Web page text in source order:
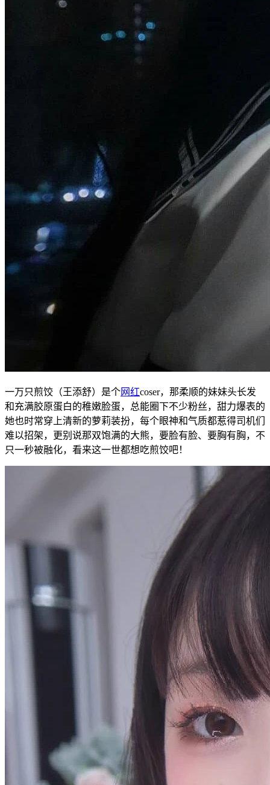
一万只煎饺（王添舒）是个网红coser，那柔顺的妹妹头长发
和充满胶原蛋白的稚嫩脸蛋，总能圈下不少粉丝，甜力爆表的
她也时常穿上清新的萝莉装扮，每个眼神和气质都惹得司机们
难以招架，更别说那双饱满的大熊，要脸有脸、要胸有胸，不
只一秒被融化，看来这一世都想吃煎饺吧！